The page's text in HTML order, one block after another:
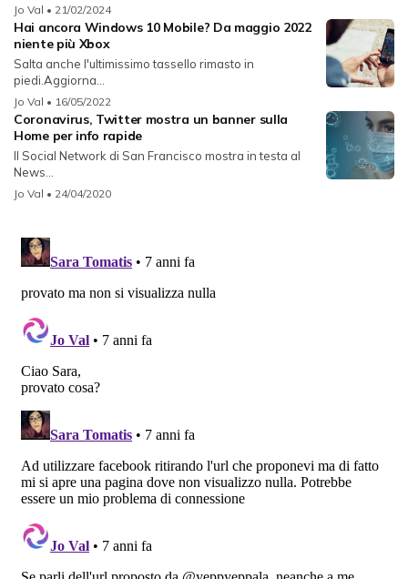
Jo Val • 21/02/2024
Hai ancora Windows 10 Mobile? Da maggio 2022
niente più Xbox
Salta anche l'ultimissimo tassello rimasto in
piedi.Aggiorna...
Jo Val • 16/05/2022
Coronavirus, Twitter mostra un banner sulla
Home per info rapide
Il Social Network di San Francisco mostra in testa al
News...
Jo Val • 24/04/2020